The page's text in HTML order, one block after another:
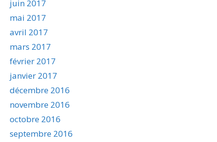
juin 2017
mai 2017
avril 2017
mars 2017
février 2017
janvier 2017
décembre 2016
novembre 2016
octobre 2016
septembre 2016